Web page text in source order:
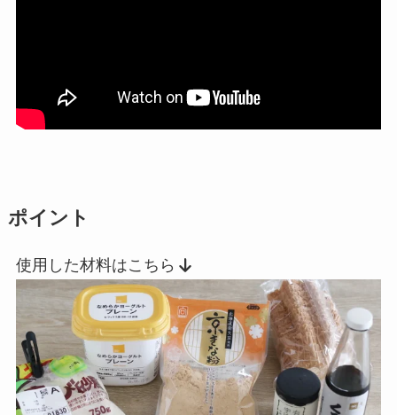
ポイント
使用した材料はこちら